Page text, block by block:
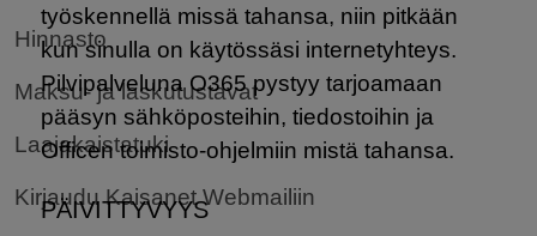
Hinnasto
Maksu- ja laskutustavat
Laajakaistatuki
Kirjaudu Kaisanet Webmailiin
työskennellä missä tahansa, niin pitkään
kun sinulla on käytössäsi internetyhteys.
Pilvipalveluna O365 pystyy tarjoamaan
pääsyn sähköposteihin, tiedostoihin ja
Officen toimisto-ohjelmiin mistä tahansa.
PÄIVITTYVYYS